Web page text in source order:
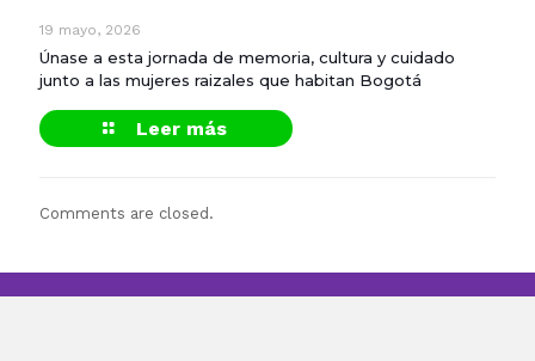
19 mayo, 2026
Únase a esta jornada de memoria, cultura y cuidado
junto a las mujeres raizales que habitan Bogotá
Leer más
Comments are closed.